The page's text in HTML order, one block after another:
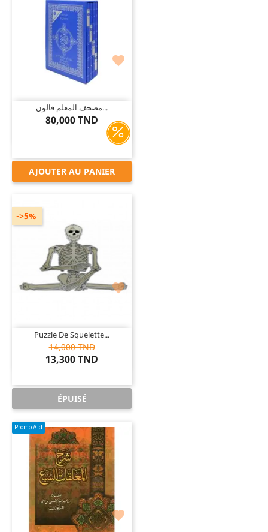

مصحف المعلم قالون...
80,000 TND
AJOUTER AU PANIER

Puzzle De Squelette...
14,000 TND
13,300 TND
->5%
ÉPUISÉ

Promo Aid